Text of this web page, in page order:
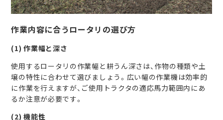
作業内容に合うロータリの選び方
(1) 作業幅と深さ
使用するロータリの作業幅と耕うん深さは、作物の種類や土
壌の特性に合わせて選びましょう。広い幅の作業機は効率的
に作業を行えますが、ご使用トラクタの適応馬力範囲内にあ
るか注意が必要です。
(2) 機能性